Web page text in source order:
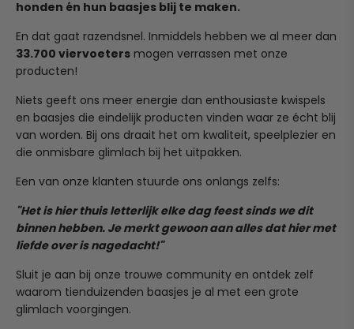
grade plastic, this water bottle is both safe for your pet
effective hydration solution: keeps your dog hydrated
during walks, hikes or travel, providing a hassle-free way
to water your pet on the go.
Easy to use: The bottle has an easy-to-use design with
a dispensing mechanism, allowing for quick and mess-
free hydration.
Available in multiple colors: Choose from a range of
personality or your travel gear.
Specification:
type: dogs
item type: water bottles
simpelweg een mailtje naar team@ruffy.nl en we regelen
het soepel voor je.
(Heeft je pup in al zijn enthousiasme het product per
ongeluk kapot gekauwd? Dit valt helaas niet onder
normale slijtage, maar mail ons ook dan gerust even, we
kijken graag of we iets voor je kunnen betekenen!)
Zodra jij je bestelling plaatst, gaan we direct voor je aan
de slag. Onze verwerkingstijd is 1 tot 2 werkdagen, waarna
je pakketje binnen 4 tot 6 kalenderdagen bij je wordt
bezorgd.
Heb je per ongeluk een verkeerd adres ingevuld? Stuur
ons dan binnen 24 uur een mailtje op team@ruffy.nl, dan
lossen we het direct voor je op."
honden én hun baasjes blij te maken.
En dat gaat razendsnel. Inmiddels hebben we al meer dan
33.700 viervoeters mogen verrassen met onze
producten!
Niets geeft ons meer energie dan enthousiaste kwispels
en baasjes die eindelijk producten vinden waar ze écht blij
van worden. Bij ons draait het om kwaliteit, speelplezier en
die onmisbare glimlach bij het uitpakken.
Een van onze klanten stuurde ons onlangs zelfs:
"Het is hier thuis letterlijk elke dag feest sinds we dit
binnen hebben. Je merkt gewoon aan alles dat hier met
liefde over is nagedacht!"
Sluit je aan bij onze trouwe community en ontdek zelf
waarom tienduizenden baasjes je al met een grote
glimlach voorgingen.